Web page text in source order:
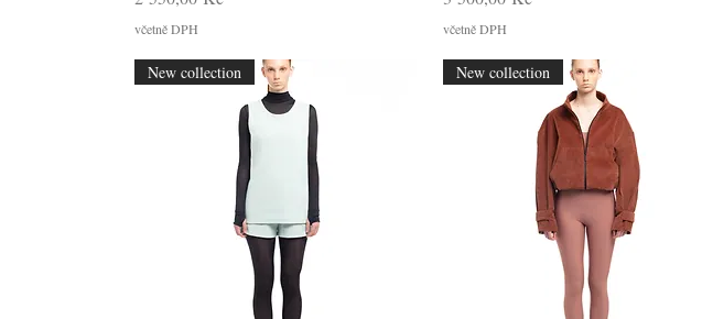
včetně DPH včetně DPH
New collection New collection